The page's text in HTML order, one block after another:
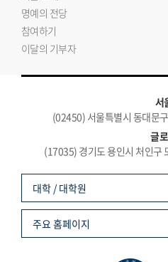
명예의 전당
참여하기
이달의 기부자
서
(02450) 서울특별시 동대문
글
(17035) 경기도 용인시 처인
대학 / 대학원
주요 홈페이지